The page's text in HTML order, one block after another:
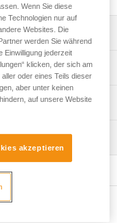
DUO RL
Z1 (E80BHR).
Wenn Sie diese
Technologien nur auf
Websites. Die
werden Sie während
Einwilligung jederzeit
klicken, der sich am
oder eines Teils dieser
aber unter keinen
auf unsere Website
akzeptieren